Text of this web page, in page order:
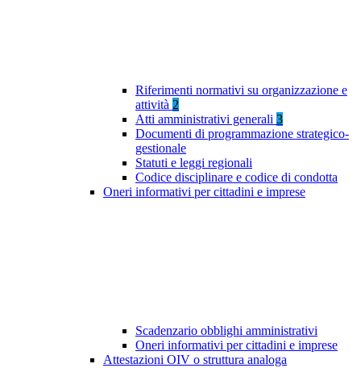
Riferimenti normativi su organizzazione e
attività 2
Atti amministrativi generali 3
Documenti di programmazione strategico-
gestionale
Statuti e leggi regionali
Codice disciplinare e codice di condotta
Oneri informativi per cittadini e imprese
Scadenzario obblighi amministrativi
Oneri informativi per cittadini e imprese
Attestazioni OIV o struttura analoga